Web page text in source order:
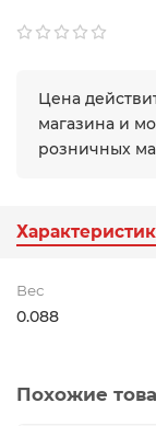
Цена
магазина и
розничных
Вес
0.088
Похожие